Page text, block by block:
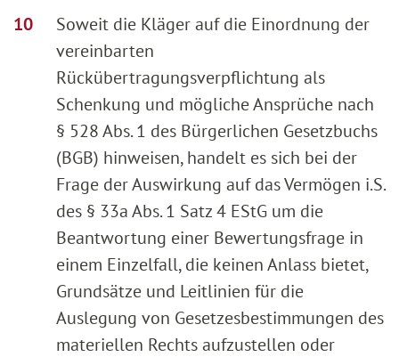
Soweit die Kläger auf die Einordnung der
vereinbarten
Rückübertragungsverpflichtung als
Schenkung und mögliche Ansprüche nach
§ 528 Abs. 1 des Bürgerlichen Gesetzbuchs
(BGB) hinweisen, handelt es sich bei der
Frage der Auswirkung auf das Vermögen i.S.
des § 33a Abs. 1 Satz 4 EStG um die
Beantwortung einer Bewertungsfrage in
einem Einzelfall, die keinen Anlass bietet,
Grundsätze und Leitlinien für die
Auslegung von Gesetzesbestimmungen des
materiellen Rechts aufzustellen oder